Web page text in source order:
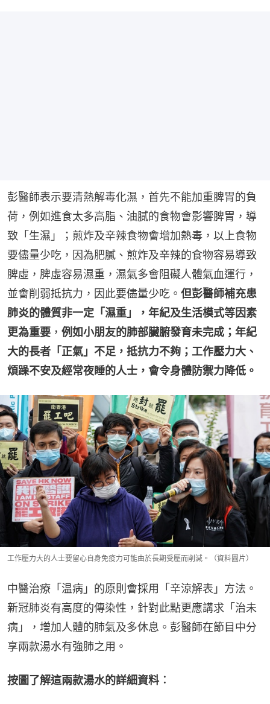
彭醫師表示要清熱解毒化濕，首先不能加重脾胃的負
荷，例如進食太多高脂、油膩的食物會影響脾胃，導
致「生濕」；煎炸及辛辣食物會增加熱毒，以上食物
要儘量少吃，因為肥膩、煎炸及辛辣的食物容易導致
脾虛，脾虛容易濕重，濕氣多會阻礙人體氣血運行，
並會削弱抵抗力，因此要儘量少吃。 但彭醫師補充患
肺炎的體質非一定「濕重」，年紀及生活模式等因素
更為重要 ， 例如小朋友的肺部臟腑發育未完成；年紀
大的長者「正氣」不足，抵抗力不夠；工作壓力大、
煩躁不安及經常夜睡的人士，會令身體防禦力降低。
工作壓力大的人士要留心自身免疫力可能由於長期受壓而削減。（資料圖片）
中醫治療「温病」的原則會採用「辛涼解表」方法。
新冠肺炎有高度的傳染性，針對此點更應講求「治未
病」，增加人體的肺氣及多休息。彭醫師在節目中分
享兩款湯水有強肺之用。
按圖了解這兩款湯水的詳細資料︰